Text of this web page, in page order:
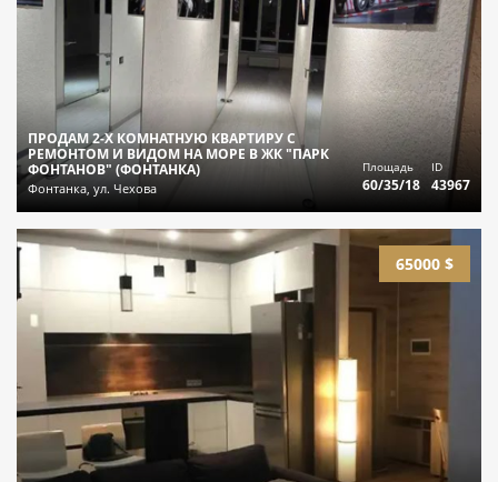
ПРОДАМ 2-Х КОМНАТНУЮ КВАРТИРУ С
РЕМОНТОМ И ВИДОМ НА МОРЕ В ЖК "ПАРК
ФОНТАНОВ" (ФОНТАНКА)
Фонтанка, ул. Чехова
Площадь
60/35/18
ID
43967
65000 $